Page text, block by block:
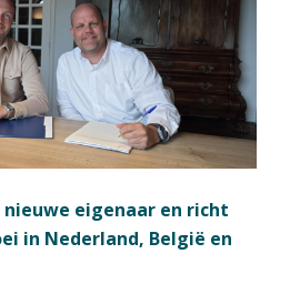
eigenaar en richt
in Nederland, België en